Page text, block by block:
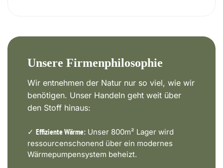
Unsere Firmenphilosophie
Wir entnehmen der Natur nur so viel, wie wir
benötigen. Unser Handeln geht weit über
den Stoff hinaus:
✓ Effiziente Wärme: Unser 800m² Lager wird
ressourcenschonend über ein modernes
Wärmepumpensystem beheizt.